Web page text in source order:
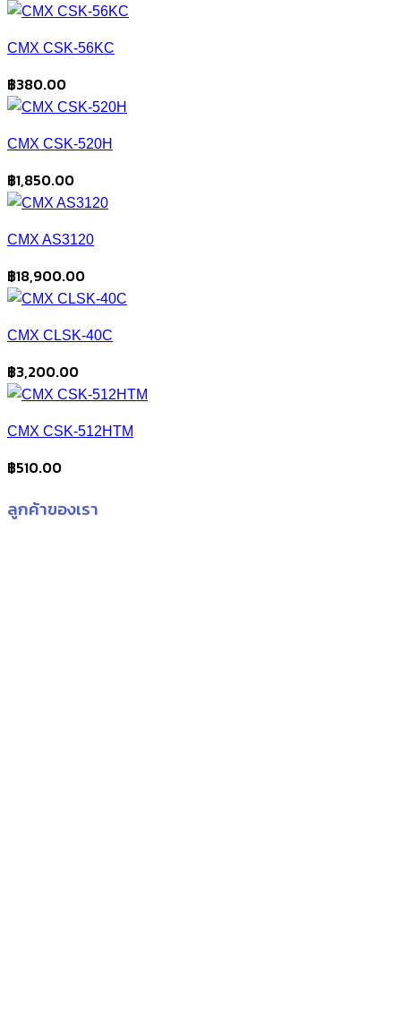
CMX CSK-56KC
฿380.00
CMX CSK-520H
฿1,850.00
CMX AS3120
฿18,900.00
CMX CLSK-40C
฿3,200.00
CMX CSK-512HTM
฿510.00
ลูกค้าของเรา